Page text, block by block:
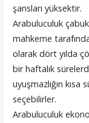
şansları yüksektir.
Arabuluculuk
mahkeme
olarak dört yılda
bir haftalık
uyuşmazlığın
seçebilirler.
Arabuluculuk